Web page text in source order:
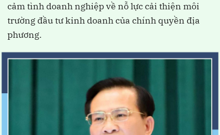
cảm tình doanh nghiệp về nỗ lực cải thiện môi
trường đầu tư kinh doanh của chính quyền địa
phương.